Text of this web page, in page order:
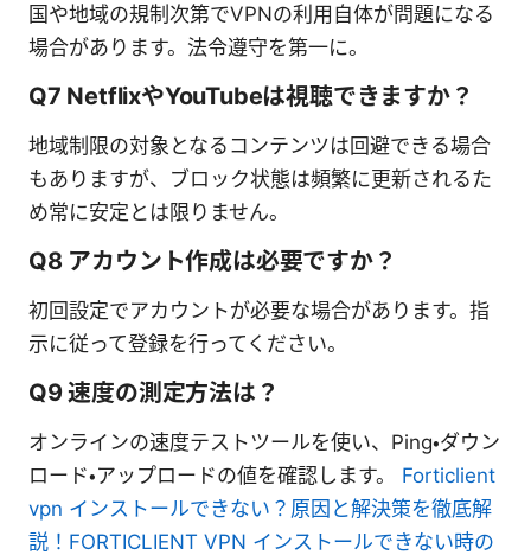
国や地域の規制次第でVPNの利用自体が問題になる
場合があります。法令遵守を第一に。
Q7 NetflixやYouTubeは視聴できますか？
地域制限の対象となるコンテンツは回避できる場合
もありますが、ブロック状態は頻繁に更新されるた
め常に安定とは限りません。
Q8 アカウント作成は必要ですか？
初回設定でアカウントが必要な場合があります。指
示に従って登録を行ってください。
Q9 速度の測定方法は？
オンラインの速度テストツールを使い、Ping・ダウン
ロード・アップロードの値を確認します。 Forticlient
vpn インストールできない？原因と解決策を徹底解
説！FORTICLIENT VPN インストールできない時の